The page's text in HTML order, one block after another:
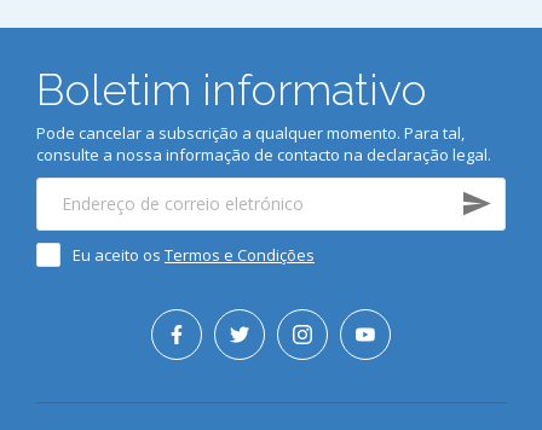
Boletim informativo
Pode cancelar a subscrição a qualquer momento. Para tal,
consulte a nossa informação de contacto na declaração legal.
Eu aceito os Termos e Condições